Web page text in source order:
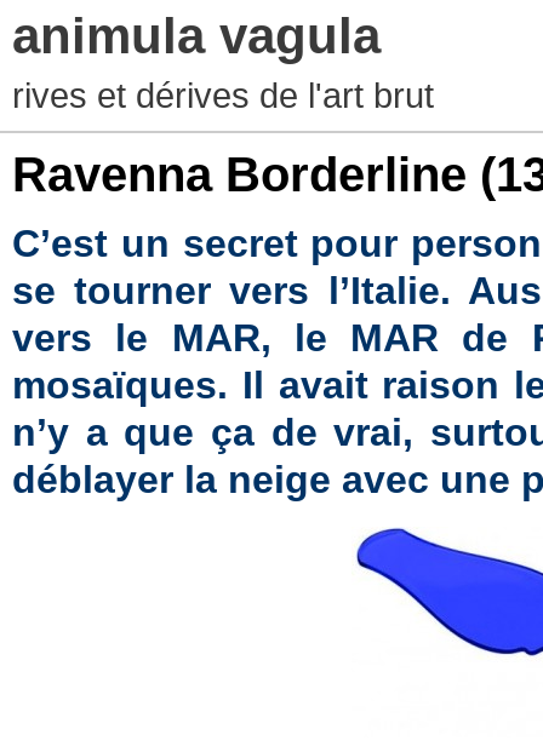
animula vagula
rives et dérives de l'art brut
Ravenna Borderline
C’est un secret pour
se tourner vers l’Italie.
vers le MAR, le MAR de
mosaïques. Il avait raison
n’y a que ça de vrai,
déblayer la neige avec une